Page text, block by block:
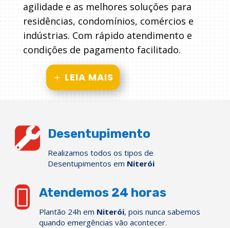
agilidade e as melhores soluções para
residências, condomínios, comércios e
indústrias. Com rápido atendimento e
condições de pagamento facilitado.
LEIA MAIS
 Desentupimento
Realizamos todos os tipos de
Desentupimentos em Niterói
 Atendemos 24 horas
Plantão 24h em Niterói, pois nunca sabemos
quando emergências vão acontecer.